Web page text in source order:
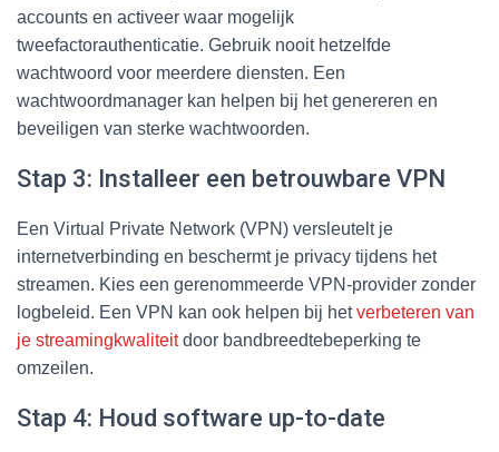
accounts en activeer waar mogelijk
tweefactorauthenticatie. Gebruik nooit hetzelfde
wachtwoord voor meerdere diensten. Een
wachtwoordmanager kan helpen bij het genereren en
beveiligen van sterke wachtwoorden.
Stap 3: Installeer een betrouwbare VPN
Een Virtual Private Network (VPN) versleutelt je
internetverbinding en beschermt je privacy tijdens het
streamen. Kies een gerenommeerde VPN-provider zonder
logbeleid. Een VPN kan ook helpen bij hetverbeteren van
je streamingkwaliteitdoor bandbreedtebeperking te
omzeilen.
Stap 4: Houd software up-to-date